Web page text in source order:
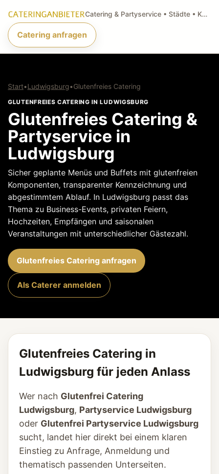
Catering & Partyservice • Städte • Küchenarten • Anfragen
Catering anfragen
Start•Ludwigsburg•Glutenfreies Catering
GLUTENFREIES CATERING IN LUDWIGSBURG
Glutenfreies Catering &
Partyservice in
Ludwigsburg
Sicher geplante Menüs und Buffets mit glutenfreien
Komponenten, transparenter Kennzeichnung und
abgestimmtem Ablauf. In Ludwigsburg passt das
Thema zu Business-Events, privaten Feiern,
Hochzeiten, Empfängen und saisonalen
Veranstaltungen mit unterschiedlicher Gästezahl.
Glutenfreies Catering anfragen
Als Caterer anmelden
Glutenfreies Catering in
Ludwigsburg für jeden Anlass
Wer nach Glutenfrei Catering
Ludwigsburg, Partyservice Ludwigsburg
oder Glutenfrei Partyservice Ludwigsburg
sucht, landet hier direkt bei einem klaren
Einstieg zu Anfrage, Anmeldung und
thematisch passenden Unterseiten.